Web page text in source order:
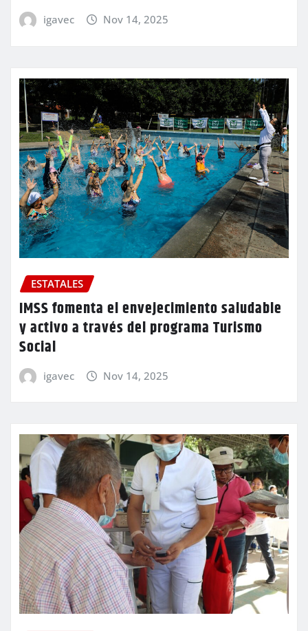
igavec Nov 14, 2025
ESTATALES
IMSS fomenta el envejecimiento saludable
y activo a través del programa Turismo
Social
igavec Nov 14, 2025